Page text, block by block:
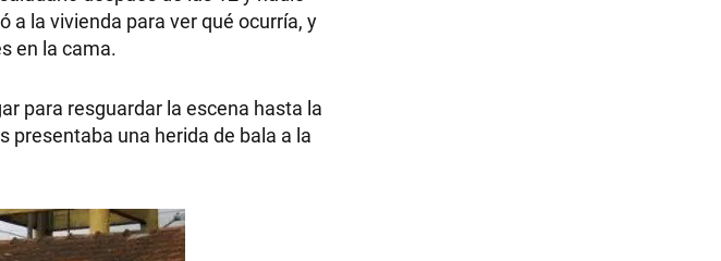
a la vivienda para ver qué ocurría, y
en la cama.
para resguardar la escena hasta la
presentaba una herida de bala a la